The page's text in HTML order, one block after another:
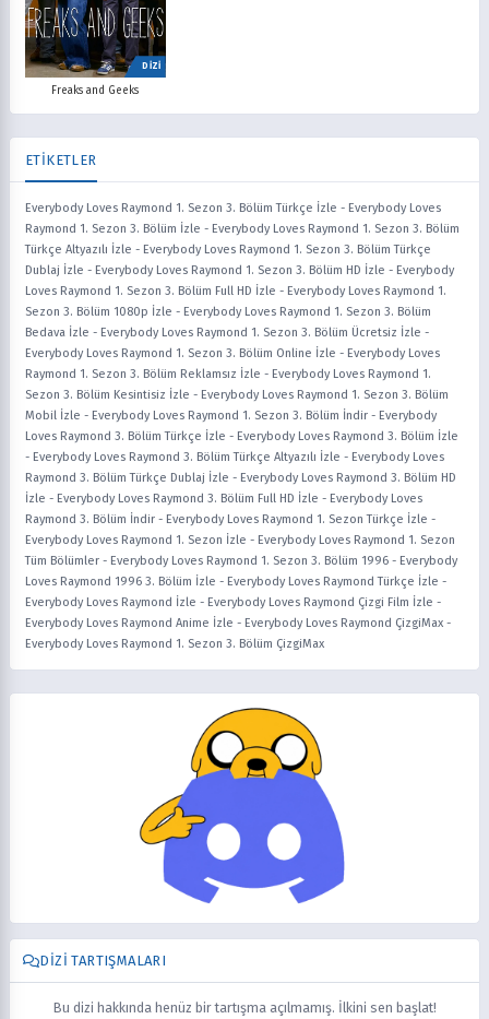
DİZİ
Freaks and Geeks
ETİKETLER
Everybody Loves Raymond 1. Sezon 3. Bölüm Türkçe İzle - Everybody Loves
Raymond 1. Sezon 3. Bölüm İzle - Everybody Loves Raymond 1. Sezon 3. Bölüm
Türkçe Altyazılı İzle - Everybody Loves Raymond 1. Sezon 3. Bölüm Türkçe
Dublaj İzle - Everybody Loves Raymond 1. Sezon 3. Bölüm HD İzle - Everybody
Loves Raymond 1. Sezon 3. Bölüm Full HD İzle - Everybody Loves Raymond 1.
Sezon 3. Bölüm 1080p İzle - Everybody Loves Raymond 1. Sezon 3. Bölüm
Bedava İzle - Everybody Loves Raymond 1. Sezon 3. Bölüm Ücretsiz İzle -
Everybody Loves Raymond 1. Sezon 3. Bölüm Online İzle - Everybody Loves
Raymond 1. Sezon 3. Bölüm Reklamsız İzle - Everybody Loves Raymond 1.
Sezon 3. Bölüm Kesintisiz İzle - Everybody Loves Raymond 1. Sezon 3. Bölüm
Mobil İzle - Everybody Loves Raymond 1. Sezon 3. Bölüm İndir - Everybody
Loves Raymond 3. Bölüm Türkçe İzle - Everybody Loves Raymond 3. Bölüm İzle
- Everybody Loves Raymond 3. Bölüm Türkçe Altyazılı İzle - Everybody Loves
Raymond 3. Bölüm Türkçe Dublaj İzle - Everybody Loves Raymond 3. Bölüm HD
İzle - Everybody Loves Raymond 3. Bölüm Full HD İzle - Everybody Loves
Raymond 3. Bölüm İndir - Everybody Loves Raymond 1. Sezon Türkçe İzle -
Everybody Loves Raymond 1. Sezon İzle - Everybody Loves Raymond 1. Sezon
Tüm Bölümler - Everybody Loves Raymond 1. Sezon 3. Bölüm 1996 - Everybody
Loves Raymond 1996 3. Bölüm İzle - Everybody Loves Raymond Türkçe İzle -
Everybody Loves Raymond İzle - Everybody Loves Raymond Çizgi Film İzle -
Everybody Loves Raymond Anime İzle - Everybody Loves Raymond ÇizgiMax -
Everybody Loves Raymond 1. Sezon 3. Bölüm ÇizgiMax
DIZI TARTIŞMALARI
Bu dizi hakkında henüz bir tartışma açılmamış. İlkini sen başlat!